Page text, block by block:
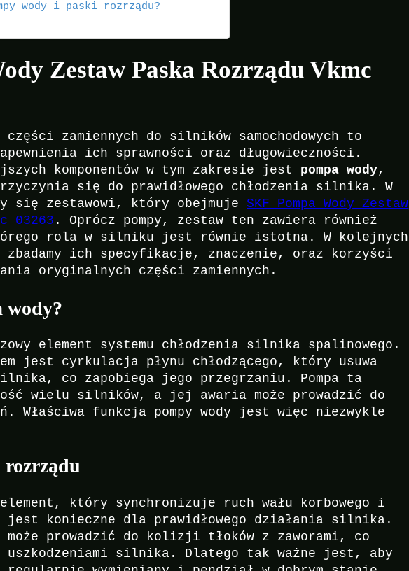
wody i paski rozrządu?
Zestaw Paska Rozrządu Vkmc
części zamiennych do silników samochodowych to
ich sprawności oraz długowieczności.
komponentów w tym zakresie jest pompa wody,
się do prawidłowego chłodzenia silnika. W
się zestawowi, który obejmujeSKF Pompa Wody Zestaw
03263 . Oprócz pompy, zestaw ten zawiera również
rola w silniku jest równie istotna. W kolejnych
zbadamy ich specyfikacje, znaczenie, oraz korzyści
oryginalnych części zamiennych.
wody?
element systemu chłodzenia silnika spalinowego.
jest cyrkulacja płynu chłodzącego, który usuwa
co zapobiega jego przegrzaniu. Pompa ta
wielu silników, a jej awaria może prowadzić do
Właściwa funkcja pompy wody jest więc niezwykle
rozrządu
który synchronizuje ruch wału korbowego i
jest konieczne dla prawidłowego działania silnika.
może prowadzić do kolizji tłoków z zaworami, co
uszkodzeniami silnika. Dlatego tak ważne jest, aby